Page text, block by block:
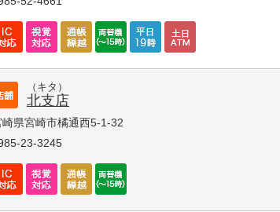
（キタ）
北支店
崎県宮崎市橘通西5-1-32
23-3245